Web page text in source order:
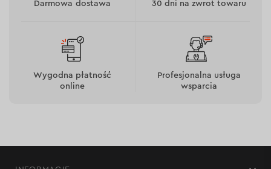
Darmowa dostawa 30 dni na zwrot towaru
Wygodna płatność
online
Profesjonalna usługa
wsparcia